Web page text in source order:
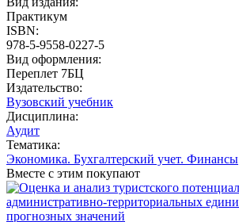
Практикум
ISBN:
978-5-9558-0227-5
Вид оформления:
Переплет 7БЦ
Издательство:
Вузовский учебник
Дисциплина:
Аудит
Тематика:
Экономика. Бухгалтерский учет. Финансы
Вместе с этим покупают